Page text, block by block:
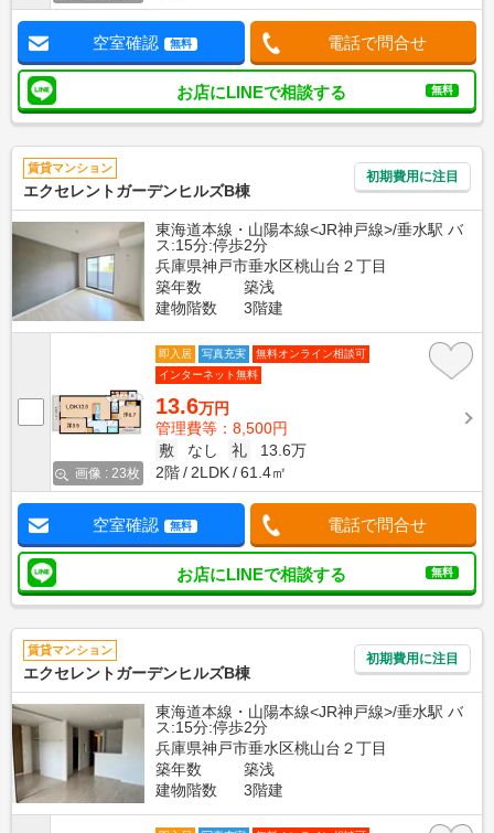
空室確認 無料 電話で問合せ
お店にLINEで相談する 無料
賃貸マンション
エクセレントガーデンヒルズB棟
初期費用に注目
東海道本線・山陽本線<JR神戸線>/垂水駅 バ
ス:15分:停歩2分
兵庫県神戸市垂水区桃山台２丁目
築年数
築浅
建物階数
3階建
画像 : 23枚
即入居 写真充実
無料オンライン相談可
インターネット無料
13.6万円
管理費等：8,500円
敷
なし 礼
13.6万
2階
2LDK 61.4㎡
空室確認 無料 電話で問合せ
お店にLINEで相談する 無料
賃貸マンション
エクセレントガーデンヒルズB棟
初期費用に注目
東海道本線・山陽本線<JR神戸線>/垂水駅 バ
ス:15分:停歩2分
兵庫県神戸市垂水区桃山台２丁目
築年数
築浅
建物階数
3階建